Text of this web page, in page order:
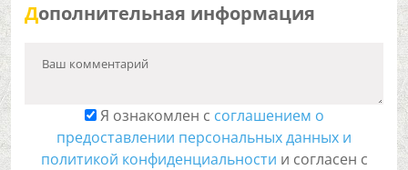
Дополнительная информация
Ваш комментарий
Я ознакомлен с соглашением о
предоставлении персональных данных и
политикой конфиденциальности и согласен с